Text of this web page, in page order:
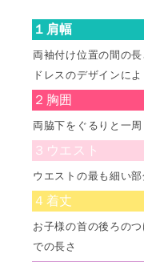
１肩幅
両袖付け位置の間の長
ドレスのデザインに
２胸囲
両脇下をぐるりと一周
３ウエスト
ウエストの最も細い
４着丈
お子様の首の後ろの
での長さ